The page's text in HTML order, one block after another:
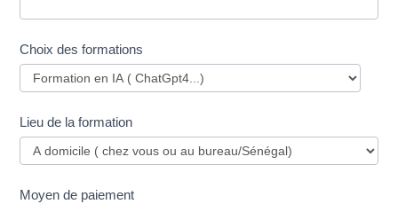
Choix des formations
Lieu de la formation
Moyen de paiement